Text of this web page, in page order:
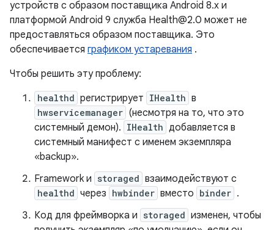
устройств с образом поставщика Android 8.x и
платформой Android 9 служба Health@2.0 может не
предоставляться образом поставщика. Это
обеспечивается графиком устаревания .
Чтобы решить эту проблему:
healthd регистрирует IHealth в
hwservicemanager (несмотря на то, что это
системный демон). IHealth добавляется в
системный манифест с именем экземпляра
«backup».
Framework и storaged взаимодействуют с
healthd через hwbinder вместо binder .
Код для фреймворка и storaged изменен, чтобы